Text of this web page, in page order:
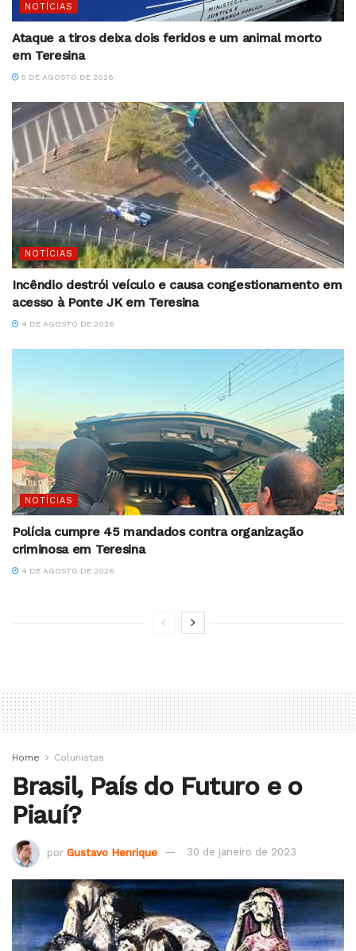
NOTÍCIAS
Ataque a tiros deixa dois feridos e um animal morto
em Teresina
5 DE AGOSTO DE 2026
NOTÍCIAS
Incêndio destrói veículo e causa congestionamento em
acesso à Ponte JK em Teresina
4 DE AGOSTO DE 2026
NOTÍCIAS
Polícia cumpre 45 mandados contra organização
criminosa em Teresina
4 DE AGOSTO DE 2026
Home Colunistas
Brasil, País do Futuro e o
Piauí?
por Gustavo Henrique 30 de janeiro de 2023